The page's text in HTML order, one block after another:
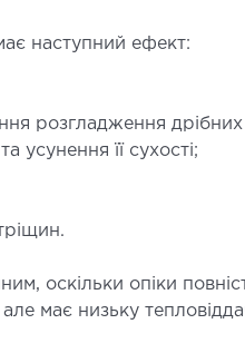
наступний ефект:
розгладження
усунення її сухості;
оскільки опіки
має низьку